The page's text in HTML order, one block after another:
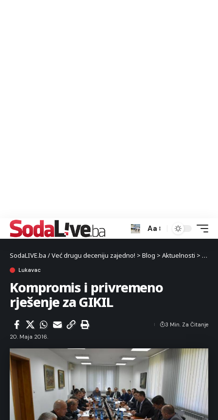
Aa
SodaLIVE.ba / Već drugu deceniju zajedno! > Blog > Aktuelnosti >
Lukavac
Kompromis i privremeno
rješenje za GIKIL
20. Maja 2016.
3 Min. Za Čitanje